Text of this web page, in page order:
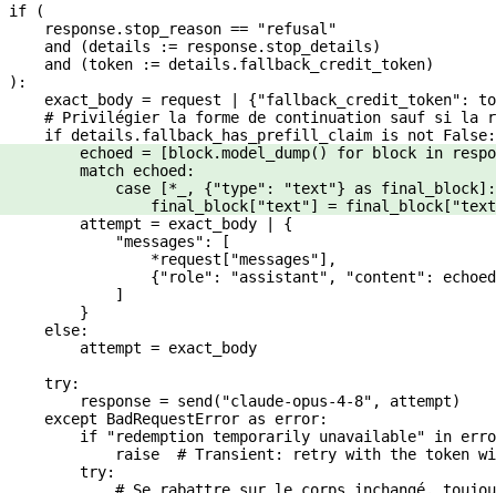
if (
    response.stop_reason
== "refusal"
    and
(details := response.stop_details)
    and
(token := details.fallback_credit_token)
):
    exact_body
= request | {"fallback_credit_token" :
# Privilégier la forme de continuation sauf si la
    if
details.fallback_has_prefill_claim is not False:
        echoed
= [block.model_dump() for block in
        match
echoed:
            case
[* _, {"type" : "text"} as final_block]:
                final_block[
"text"] = final_block[
        attempt
= exact_body |
{
            "messages"
: [
                *
request[ "messages"],
                {
"role" : "assistant" , "content" :
            ]
        }
    else
:
        attempt
= exact_body
    try
:
        response
= send( "claude-opus-4-8" , attempt)
    except
BadRequestError as error:
        if
"redemption temporarily unavailable" in
            raise
# Transient: retry with the token
        try
:
# Se rabattre sur le corps inchangé,